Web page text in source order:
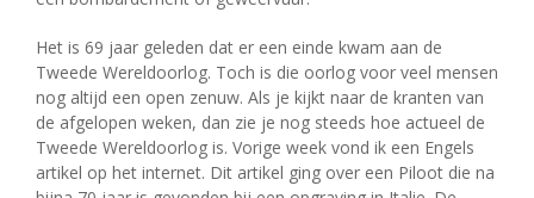
Het is 69 jaar geleden dat er een einde kwam aan de
Tweede Wereldoorlog. Toch is die oorlog voor veel mensen
nog altijd een open zenuw. Als je kijkt naar de kranten van
de afgelopen weken, dan zie je nog steeds hoe actueel de
Tweede Wereldoorlog is. Vorige week vond ik een Engels
artikel op het internet. Dit artikel ging over een Piloot die na